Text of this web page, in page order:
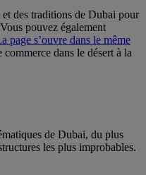
des traditions de Dubai pour
pouvez également
page s’ouvre dans le même
dans le désert à la
de Dubai, du plus
les plus improbables.